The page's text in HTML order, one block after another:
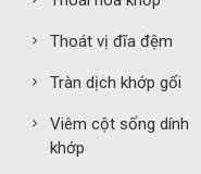
Thoát vị đĩa đệm
Tràn dịch khớp gối
Viêm cột sống dính
khớp